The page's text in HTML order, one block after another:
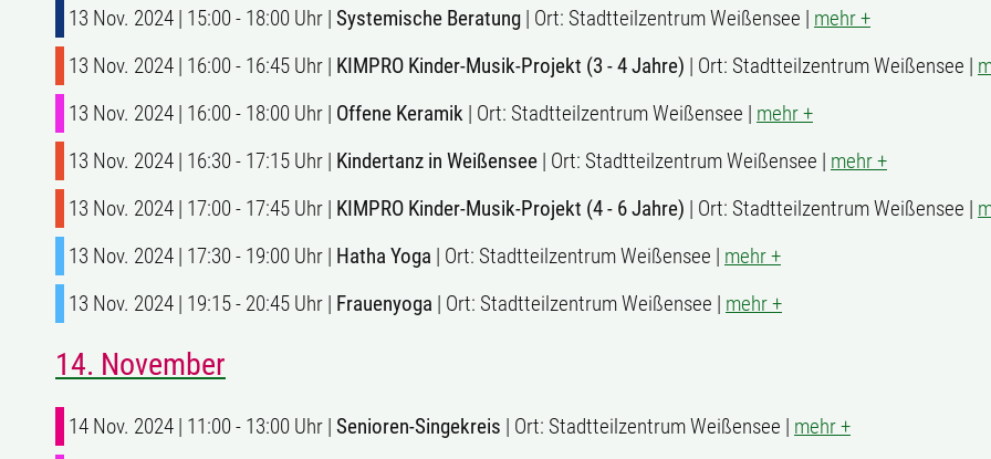
13 Nov. 2024 | 15:00 - 18:00 Uhr | Systemische Beratung | Ort: Stadtteilzentrum Weißensee | mehr +
13 Nov. 2024 | 16:00 - 16:45 Uhr | KIMPRO Kinder-Musik-Projekt (3 - 4 Jahre) | Ort: Stadtteilzentrum Weißensee |
13 Nov. 2024 | 16:00 - 18:00 Uhr | Offene Keramik | Ort: Stadtteilzentrum Weißensee | mehr +
13 Nov. 2024 | 16:30 - 17:15 Uhr | Kindertanz in Weißensee | Ort: Stadtteilzentrum Weißensee | mehr +
13 Nov. 2024 | 17:00 - 17:45 Uhr | KIMPRO Kinder-Musik-Projekt (4 - 6 Jahre) | Ort: Stadtteilzentrum Weißensee |
13 Nov. 2024 | 17:30 - 19:00 Uhr | Hatha Yoga | Ort: Stadtteilzentrum Weißensee | mehr +
13 Nov. 2024 | 19:15 - 20:45 Uhr | Frauenyoga | Ort: Stadtteilzentrum Weißensee | mehr +
14. November
14 Nov. 2024 | 11:00 - 13:00 Uhr | Senioren-Singekreis | Ort: Stadtteilzentrum Weißensee | mehr +